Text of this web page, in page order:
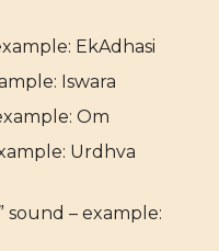
EkAdhasi
Iswara
Om
Urdhva
sound – example: